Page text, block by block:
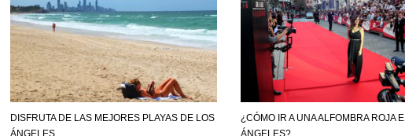
DISFRUTA DE LAS MEJORES PLAYAS DE LOS
¿CÓMO IR A UNA ALFOMBRA ROJA